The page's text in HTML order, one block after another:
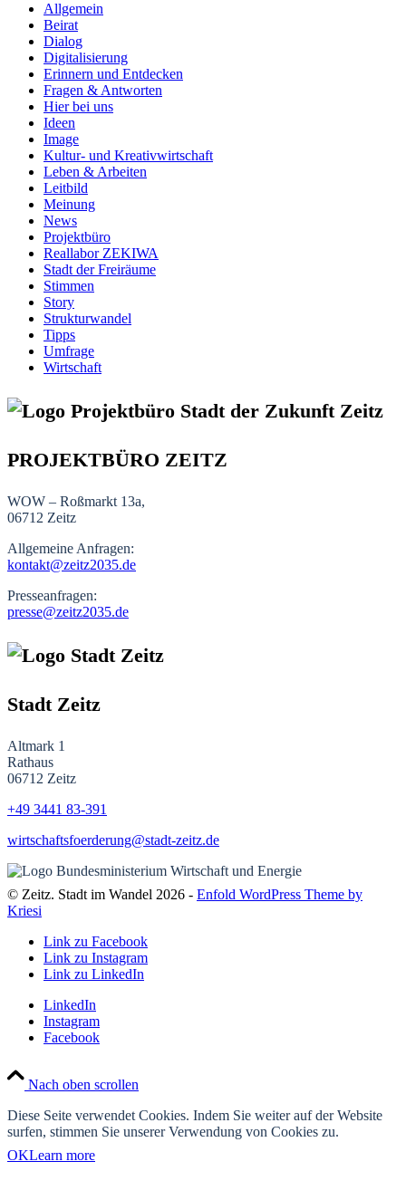
Allgemein
Beirat
Dialog
Digitalisierung
Erinnern und Entdecken
Fragen & Antworten
Hier bei uns
Ideen
Image
Kultur- und Kreativwirtschaft
Leben & Arbeiten
Leitbild
Meinung
News
Projektbüro
Reallabor ZEKIWA
Stadt der Freiräume
Stimmen
Story
Strukturwandel
Tipps
Umfrage
Wirtschaft
PROJEKTBÜRO ZEITZ
WOW – Roßmarkt 13a,
06712 Zeitz
Allgemeine Anfragen:
kontakt@zeitz2035.de
Presseanfragen:
presse@zeitz2035.de
Stadt Zeitz
Altmark 1
Rathaus
06712 Zeitz
+49 3441 83-391
wirtschaftsfoerderung@stadt-zeitz.de
© Zeitz. Stadt im Wandel 2026 - Enfold WordPress Theme by
Kriesi
Link zu Facebook
Link zu Instagram
Link zu LinkedIn
LinkedIn
Instagram
Facebook
Nach oben scrollen
Diese Seite verwendet Cookies. Indem Sie weiter auf der Website
surfen, stimmen Sie unserer Verwendung von Cookies zu.
OKLearn more